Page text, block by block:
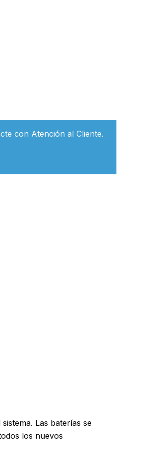
con Atención al Cliente.
Las baterías se
los nuevos